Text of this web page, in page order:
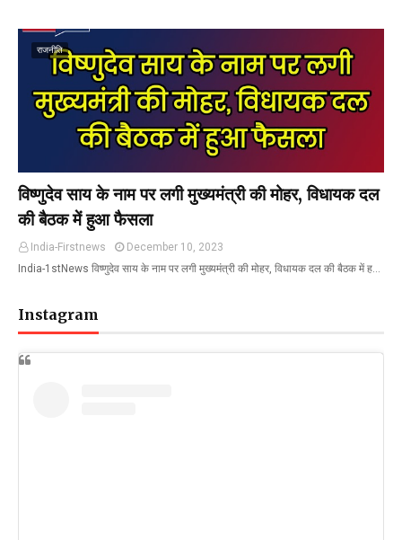
राजनीति
विष्णुदेव साय के नाम पर लगी मुख्यमंत्री की मोहर, विधायक दल
की बैठक में हुआ फैसला
India-Firstnews
December 10, 2023
India-1stNews विष्णुदेव साय के नाम पर लगी मुख्यमंत्री की मोहर, विधायक दल की बैठक में ह…
Instagram